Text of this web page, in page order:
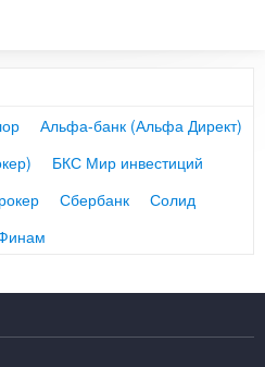
Альфа-банк (Альфа Директ)
БКС Мир инвестиций
Сбербанк
Солид